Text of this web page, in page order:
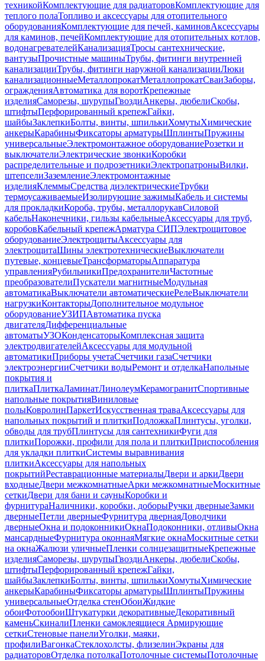
техникойКомплектующие для радиаторовКомплектующие для
теплого полаТопливо и аксессуары для отопительного
оборудованияКомплектующие для печей, каминовАксессуары
для каминов, печейКомплектующие для отопительных котлов,
водонагревателейКанализацияТросы сантехнические,
вантузыПрочистные машиныТрубы, фитинги внутренней
канализацииТрубы, фитинги наружной канализацииЛюки
канализационныеМеталлопрокатМеталлопрокатСваиЗаборы,
огражденияАвтоматика для воротКрепежные
изделияСаморезы, шурупыГвоздиАнкеры, дюбелиСкобы,
штифтыПерфорированный крепежГайки,
шайбыЗаклепкиБолты, винты, шпилькиХомутыХимические
анкерыКарабиныФиксаторы арматурыШплинтыПружины
универсальныеЭлектромонтажное оборудованиеРозетки и
выключателиЭлектрические звонкиКоробки
распределительные и подрозетникиЭлектропатроныВилки,
штепселиЗаземлениеЭлектромонтажные
изделияКлеммыСредства диэлектрическиеТрубки
термоусаживаемыеИзолирующие зажимыКабель и системы
для прокладкиКороба, трубы, металлорукавСиловой
кабельНаконечники, гильзы кабельныеАксессуары для труб,
коробовКабельный крепежАрматура СИПЭлектрощитовое
оборудованиеЭлектрощитыАксессуары для
электрощитаШины электротехническиеВыключатели
путевые, концевыеТрансформаторыАппаратура
управленияРубильникиПредохранителиЧастотные
преобразователиПускатели магнитныеМодульная
автоматикаВыключатели автоматическиеРелеВыключатели
нагрузкиКонтакторыДополнительное модульное
оборудованиеУЗИПАвтоматика пуска
двигателяДифференциальные
автоматыУЗОКонденсаторыКомплексная защита
электродвигателейАксессуары для модульной
автоматикиПриборы учетаСчетчики газаСчетчики
электроэнергииСчетчики водыРемонт и отделкаНапольные
покрытия и
плиткаПлиткаЛаминатЛинолеумКерамогранитСпортивные
напольные покрытияВиниловые
полыКовролинПаркетИскусственная траваАксессуары для
напольных покрытий и плиткиПодложкаПлинтусы, уголки,
обводы для трубПлинтусы для сантехникиФуги для
плиткиПорожки, профили для пола и плиткиПриспособления
для укладки плиткиСистемы выравнивания
плиткиАксессуары для напольных
покрытийРеставрационные материалыДвери и аркиДвери
входныеДвери межкомнатныеАрки межкомнатныеМоскитные
сеткиДвери для бани и сауныКоробки и
фурнитураНаличники, коробки, доборыРучки дверныеЗамки
дверныеПетли дверныеФурнитура двернаяДоводчики
дверныеОкна и подоконникиОкнаПодоконники, отливыОкна
мансардныеФурнитура оконнаяМягкие окнаМоскитные сетки
на окнаЖалюзи уличныеПленки солнцезащитныеКрепежные
изделияСаморезы, шурупыГвоздиАнкеры, дюбелиСкобы,
штифтыПерфорированный крепежГайки,
шайбыЗаклепкиБолты, винты, шпилькиХомутыХимические
анкерыКарабиныФиксаторы арматурыШплинтыПружины
универсальныеОтделка стенОбоиЖидкие
обоиФотообоиШтукатурки декоративныеДекоративный
каменьСкиналиПленки самоклеящиеся Армирующие
сеткиСтеновые панелиУголки, маяки,
профилиВагонкаСтеклохолсты, флизелинЭкраны для
радиаторовОтделка потолкаПотолочные системыПотолочные